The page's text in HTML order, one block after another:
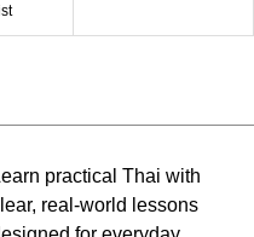
practical Thai with
real-world lessons